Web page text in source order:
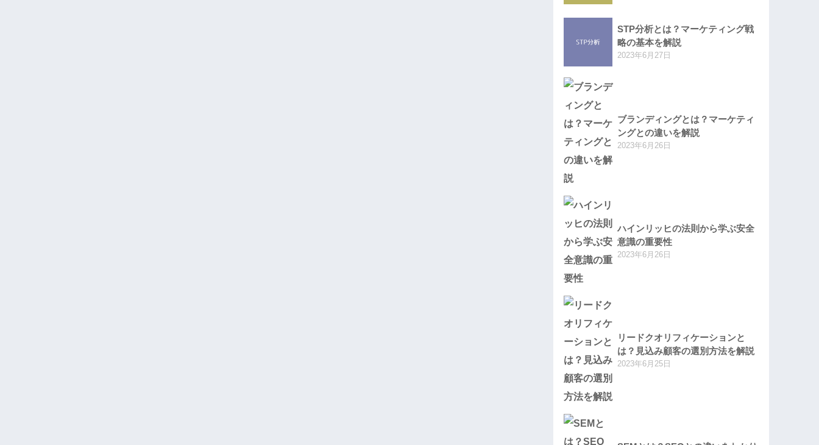
STP分析とは？マーケティング戦
略の基本を解説
2023年6月27日
ブランディングとは？マーケティ
ングとの違いを解説
2023年6月26日
ハインリッヒの法則から学ぶ安全
意識の重要性
2023年6月26日
リードクオリフィケーションと
は？見込み顧客の選別方法を解説
2023年6月25日